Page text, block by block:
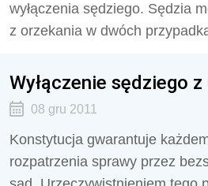
wyłączenia sędziego. Sędzia
z orzekania w dwóch
Wyłączenie sędziego
08 gru 2011
Konstytucja gwarantuje
rozpatrzenia sprawy przez